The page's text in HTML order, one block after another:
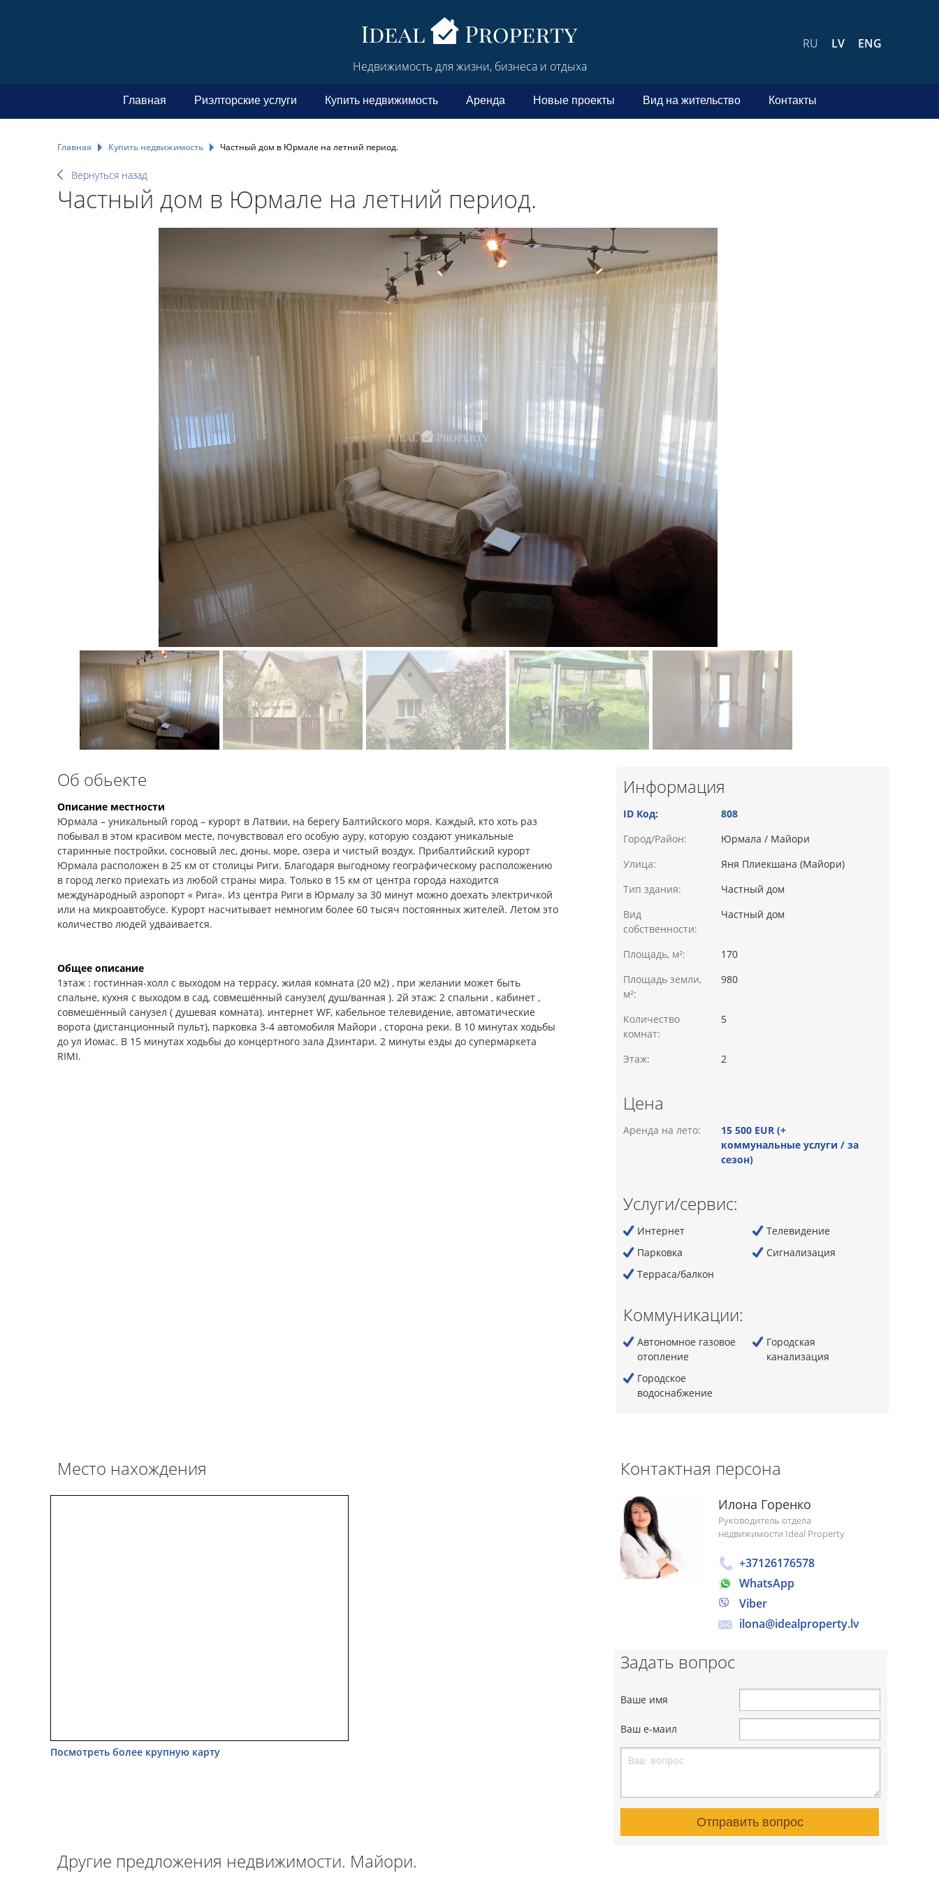
Недвижимость для жизни, бизнеса и отдыха
RU LV ENG
Главная Риэлторские услуги Купить недвижимость Аренда Новые проекты Вид на жительство Контакты
Главная Купить недвижимость Частный дом в Юрмале на летний период.
Вернуться назад
Частный дом в Юрмале на летний период.
Об обьекте
Описание местности
Юрмала – уникальный город – курорт в Латвии, на берегу Балтийского моря. Каждый, кто хоть раз
побывал в этом красивом месте, почувствовал его особую ауру, которую создают уникальные
старинные постройки, сосновый лес, дюны, море, озера и чистый воздух. Прибалтийский курорт
Юрмала расположен в 25 км от столицы Риги. Благодаря выгодному географическому расположению
в город легко приехать из любой страны мира. Только в 15 км от центра города находится
международный аэропорт « Рига». Из центра Риги в Юрмалу за 30 минут можно доехать электричкой
или на микроавтобусе. Курорт насчитывает немногим более 60 тысяч постоянных жителей. Летом это
количество людей удваивается.
Общее описание
1этаж : гостинная-холл с выходом на террасу, жилая комната (20 м2) , при желании может быть
спальне, кухня с выходом в сад, совмешённый санузел( душ/ванная ). 2й этаж: 2 спальни , кабинет ,
совмешённый санузел ( душевая комната). интернет WF, кабельное телевидение, автоматические
ворота (дистанционный пульт), парковка 3-4 автомобиля Майори , сторона реки. В 10 минутах ходьбы
до ул Иомас. В 15 минутах ходьбы до концертного зала Дзинтари. 2 минуты езды до супермаркета
RIMI.
Информация
ID Код:
808
Город/Район:
Юрмала / Майори
Улица:
Яня Плиекшана (Майори)
Тип здания:
Частный дом
Вид
собственности:
Частный дом
Площадь, м²:
170
Площадь земли,
м²:
980
Количество
комнат:
5
Этаж: 2
Цена
Аренда на лето:
15 500 EUR (+
коммунальные услуги / за
сезон)
Услуги/сервис:
Интернет
Телевидение
Парковка
Сигнализация
Терраса/балкон
Коммуникации:
Автономное газовое
отопление
Городская
канализация
Городскoe
водоснабжение
Место нахождения
Посмотреть более крупную карту
Контактная персона
Илона Горенко
Руководитель отдела
недвижимости Ideal Property
+37126176578
WhatsApp
Viber
ilona@idealproperty.lv
Задать вопрос
Ваше имя
Ваш е-маил
Отправить вопрос
Другие предложения недвижимости. Майори.